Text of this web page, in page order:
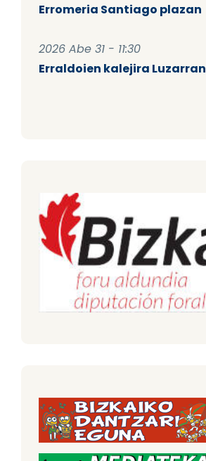
Erromeria Santiago plazan
2026 Abe 31 - 11:30
Erraldoien kalejira Luzarran